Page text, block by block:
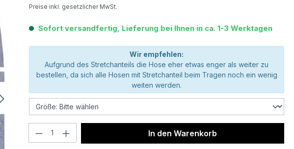
Preise inkl. gesetzlicher MwSt.
Sofort versandfertig, Lieferung bei Ihnen in ca. 1-3 Werktagen
Wir empfehlen:
Aufgrund des Stretchanteils die Hose eher etwas enger als weiter zu
bestellen, da sich alle Hosen mit Stretchanteil beim Tragen noch ein wenig
weiten werden.
Produkt Anzahl: Gib den gewünschten Wert
In den Warenkorb